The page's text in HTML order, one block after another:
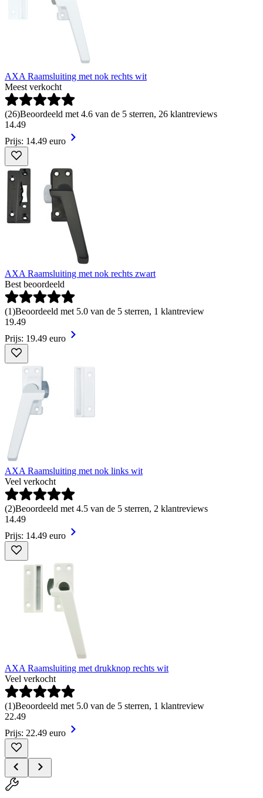
AXA Raamsluiting met nok rechts wit
Meest verkocht
(26)Beoordeeld met 4.6 van de 5 sterren, 26 klantreviews
14.49
Prijs: 14.49 euro
AXA Raamsluiting met nok rechts zwart
Best beoordeeld
(1)Beoordeeld met 5.0 van de 5 sterren, 1 klantreview
19.49
Prijs: 19.49 euro
AXA Raamsluiting met nok links wit
Veel verkocht
(2)Beoordeeld met 4.5 van de 5 sterren, 2 klantreviews
14.49
Prijs: 14.49 euro
AXA Raamsluiting met drukknop rechts wit
Veel verkocht
(1)Beoordeeld met 5.0 van de 5 sterren, 1 klantreview
22.49
Prijs: 22.49 euro